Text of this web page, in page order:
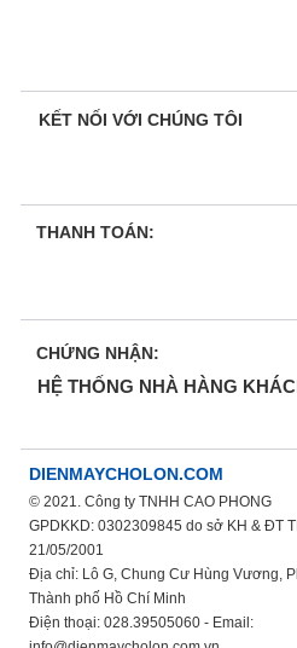
HỆ THỐNG NHÀ HÀNG
KẾT NỐI VỚI CHÚNG TÔI
THANH TOÁN:
CHỨNG NHẬN:
DIENMAYCHOLON.COM
© 2021. Công ty TNHH CAO PHONG
GPDKKD: 0302309845 do sở KH & ĐT
21/05/2001
Địa chỉ: Lô G, Chung Cư Hùng Vương,
Thành phố Hồ Chí Minh
Điện thoại: 028.39505060 - Email: